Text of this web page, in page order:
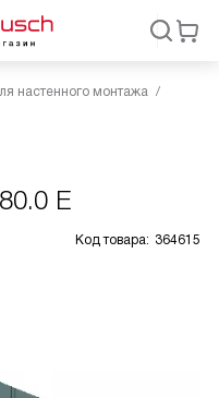
настенного монтажа
E
Код товара: 364615